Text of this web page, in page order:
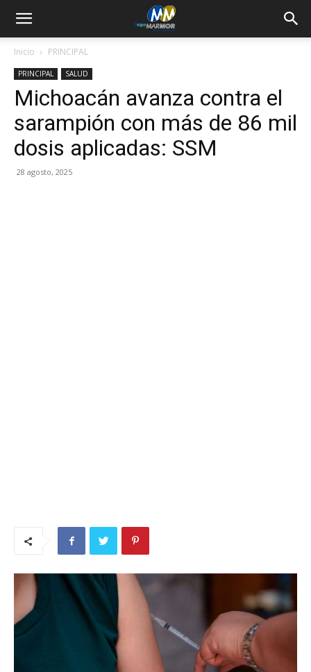
Inicio PRINCIPAL
PRINCIPAL SALUD
Michoacán avanza contra el
sarampión con más de 86 mil
dosis aplicadas: SSM
28 agosto, 2025